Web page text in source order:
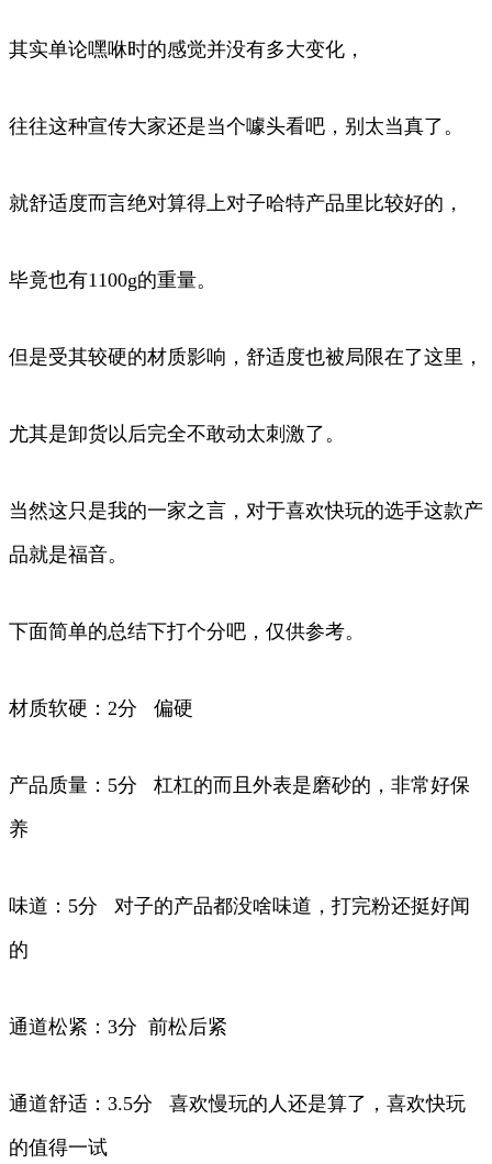
其实单论嘿咻时的感觉并没有多大变化，
往往这种宣传大家还是当个噱头看吧，别太当真了。
就舒适度而言绝对算得上对子哈特产品里比较好的，
毕竟也有1100g的重量。
但是受其较硬的材质影响，舒适度也被局限在了这里，
尤其是卸货以后完全不敢动太刺激了。
当然这只是我的一家之言，对于喜欢快玩的选手这款产
品就是福音。
下面简单的总结下打个分吧，仅供参考。
材质软硬：2分 偏硬
产品质量：5分 杠杠的而且外表是磨砂的，非常好保
养
味道：5分 对子的产品都没啥味道，打完粉还挺好闻
的
通道松紧：3分 前松后紧
通道舒适：3.5分 喜欢慢玩的人还是算了，喜欢快玩
的值得一试